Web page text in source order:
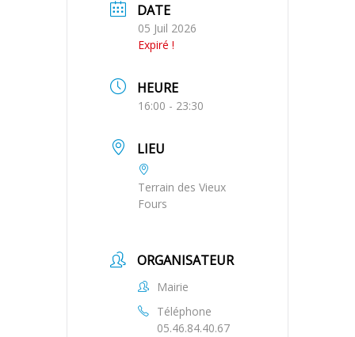
DATE
05 Juil 2026
Expiré !
HEURE
16:00 - 23:30
LIEU
Terrain des Vieux
Fours
ORGANISATEUR
Mairie
Téléphone
05.46.84.40.67